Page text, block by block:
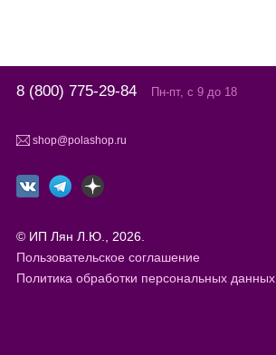
8 (800) 775-29-84 Пн-пт, с 9 до 18
shop@polashop.ru
© ИП Лян Л.Ю., 2026.
Пользовательское соглашение
Политика обработки персональных данных